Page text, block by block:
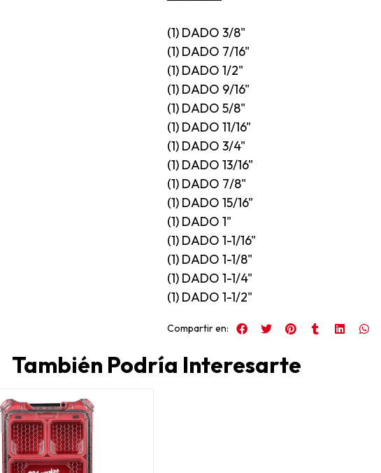
(1) DADO 3/8"
(1) DADO 7/16"
(1) DADO 1/2"
(1) DADO 9/16"
(1) DADO 5/8"
(1) DADO 11/16"
(1) DADO 3/4"
(1) DADO 13/16"
(1) DADO 7/8"
(1) DADO 15/16"
(1) DADO 1"
(1) DADO 1-1/16"
(1) DADO 1-1/8"
(1) DADO 1-1/4"
(1) DADO 1-1/2"
Compartir en:
También Podría Interesarte